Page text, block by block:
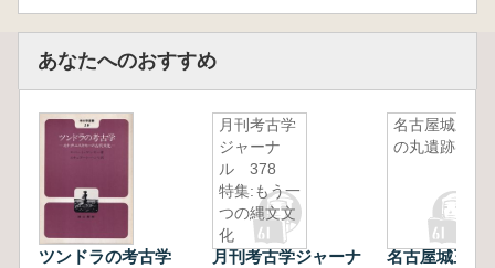
あなたへのおすすめ
ツンドラの考古学
月刊考古学
ジャーナ
ル 378
特集:もう一
つの縄文文
化
月刊考古学ジャーナ
名古屋城三
の丸遺跡(3)
名古屋城三の